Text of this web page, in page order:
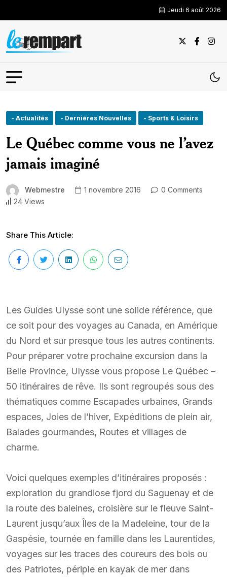
Jeudi 6 août 2026
- Actualités - Derniéres Nouvelles - Sports & Loisirs
Le Québec comme vous ne l’avez
jamais imaginé
Webmestre 1 novembre 2016
0 Comments
24 Views
Share This Article:
Les Guides Ulysse sont une solide référence, que
ce soit pour des voyages au Canada, en Amérique
du Nord et sur presque tous les autres continents.
Pour préparer votre prochaine excursion dans la
Belle Province, Ulysse vous propose Le Québec –
50 itinéraires de rêve. Ils sont regroupés sous des
thématiques comme Escapades urbaines, Grands
espaces, Joies de l’hiver, Expéditions de plein air,
Balades gourmandes, Routes et villages de
charme.
Voici quelques exemples d’itinéraires proposés :
exploration du grandiose fjord du Saguenay et de
la route des baleines, croisière sur le fleuve Saint-
Laurent jusqu’aux Îles de la Madeleine, tour de la
Gaspésie, tournée en famille dans les Laurentides,
voyages sur les traces des coureurs des bois ou
des Patriotes, périple en kayak de mer dans